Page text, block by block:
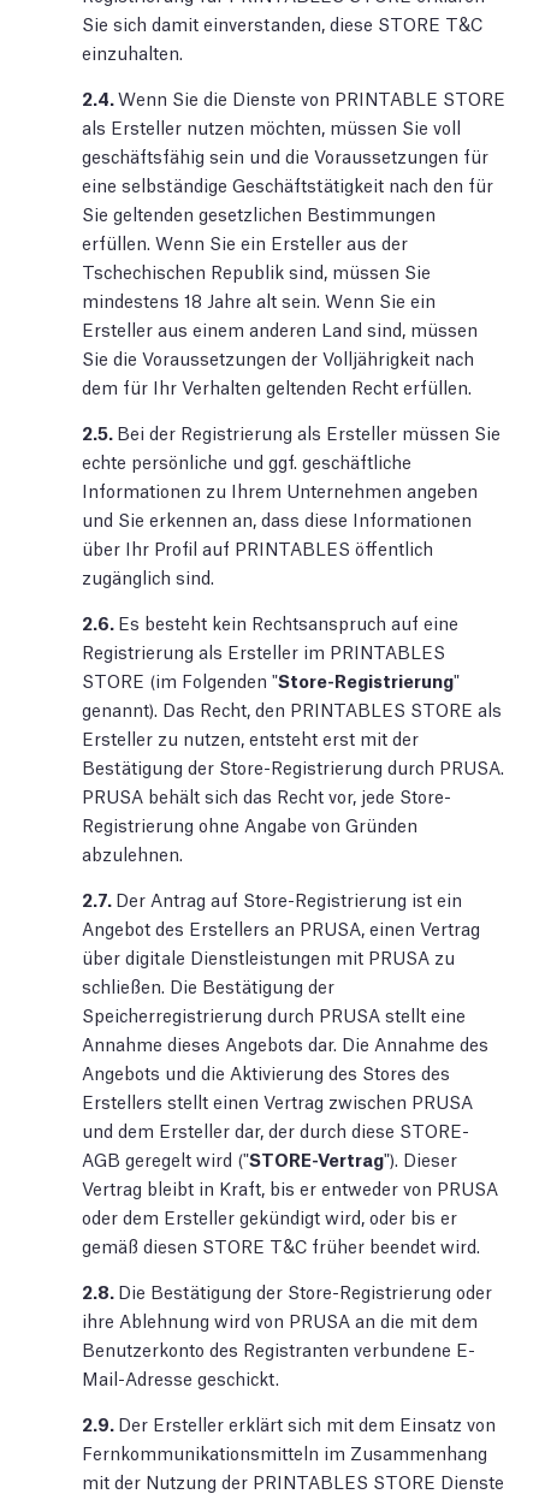
Sie sich damit einverstanden, diese STORE T&C
einzuhalten.
2.4.Wenn Sie die Dienste von PRINTABLE STORE
als Ersteller nutzen möchten, müssen Sie voll
geschäftsfähig sein und die Voraussetzungen für
eine selbständige Geschäftstätigkeit nach den für
Sie geltenden gesetzlichen Bestimmungen
erfüllen. Wenn Sie ein Ersteller aus der
Tschechischen Republik sind, müssen Sie
mindestens 18 Jahre alt sein. Wenn Sie ein
Ersteller aus einem anderen Land sind, müssen
Sie die Voraussetzungen der Volljährigkeit nach
dem für Ihr Verhalten geltenden Recht erfüllen.
2.5. Bei der Registrierung als Ersteller müssen Sie
echte persönliche und ggf. geschäftliche
Informationen zu Ihrem Unternehmen angeben
und Sie erkennen an, dass diese Informationen
über Ihr Profil auf PRINTABLES öffentlich
zugänglich sind.
2.6. Es besteht kein Rechtsanspruch auf eine
Registrierung als Ersteller im PRINTABLES
STORE (im Folgenden "Store-Registrierung"
genannt). Das Recht, den PRINTABLES STORE als
Ersteller zu nutzen, entsteht erst mit der
Bestätigung der Store-Registrierung durch PRUSA.
PRUSA behält sich das Recht vor, jede Store-
Registrierung ohne Angabe von Gründen
abzulehnen.
2.7. Der Antrag auf Store-Registrierung ist ein
Angebot des Erstellers an PRUSA, einen Vertrag
über digitale Dienstleistungen mit PRUSA zu
schließen. Die Bestätigung der
Speicherregistrierung durch PRUSA stellt eine
Annahme dieses Angebots dar. Die Annahme des
Angebots und die Aktivierung des Stores des
Erstellers stellt einen Vertrag zwischen PRUSA
und dem Ersteller dar, der durch diese STORE-
AGB geregelt wird ("STORE-Vertrag"). Dieser
Vertrag bleibt in Kraft, bis er entweder von PRUSA
oder dem Ersteller gekündigt wird, oder bis er
gemäß diesen STORE T&C früher beendet wird.
2.8. Die Bestätigung der Store-Registrierung oder
ihre Ablehnung wird von PRUSA an die mit dem
Benutzerkonto des Registranten verbundene E-
Mail-Adresse geschickt.
2.9. Der Ersteller erklärt sich mit dem Einsatz von
Fernkommunikationsmitteln im Zusammenhang
mit der Nutzung der PRINTABLES STORE Dienste